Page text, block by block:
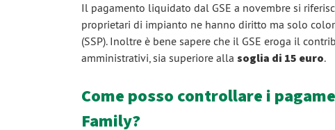
Il pagamento liquidato dal GSE a novembre si
proprietari di impianto ne hanno diritto ma solo
(SSP). Inoltre è bene sapere che il GSE eroga il
amministrativi, sia superiore alla soglia di 15 euro.
Come posso controllare i
Family?